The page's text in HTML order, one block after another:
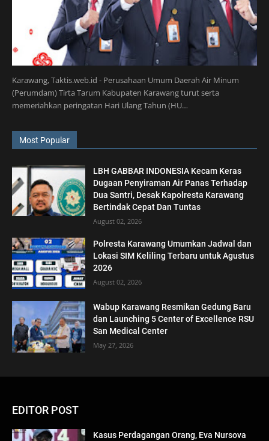
Karawang, Taktis.web.id - Perusahaan Umum Daerah Air Minum
(Perumdam) Tirta Tarum Kabupaten Karawang turut serta
memeriahkan peringatan Hari Ulang Tahun (HU…
Most Popular
LBH GABBAR INDONESIA Kecam Keras
Dugaan Penyiraman Air Panas Terhadap
Dua Santri, Desak Kapolresta Karawang
Bertindak Cepat Dan Tuntas
August 02, 2026
Polresta Karawang Umumkan Jadwal dan
Lokasi SIM Keliling Terbaru untuk Agustus
2026
August 02, 2026
Wabup Karawang Resmikan Gedung Baru
dan Launching 5 Center of Excellence RSU
San Medical Center
May 27, 2026
EDITOR POST
Kasus Perdagangan Orang, Eva Nursova